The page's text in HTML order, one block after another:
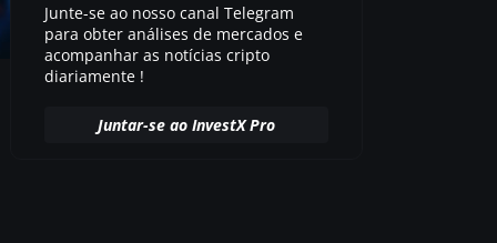
Junte-se ao nosso canal Telegram
para obter análises de mercados e
acompanhar as notícias cripto
diariamente !
Juntar-se ao InvestX Pro